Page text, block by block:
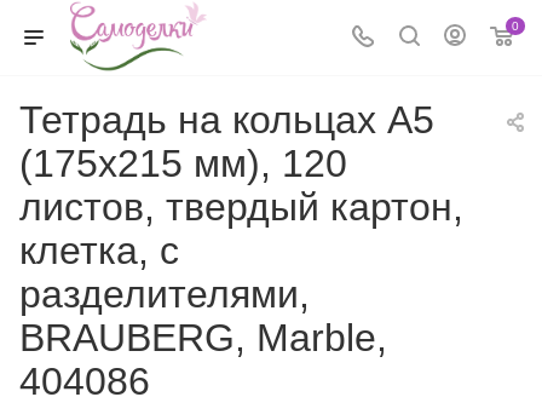
0
Тетрадь на кольцах А5
(175х215 мм), 120
листов, твердый картон,
клетка, с
разделителями,
BRAUBERG, Marble,
404086